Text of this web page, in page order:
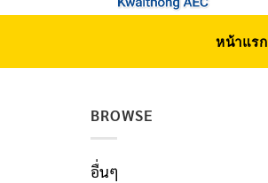
หน้าแรก
BROWSE
อื่นๆ